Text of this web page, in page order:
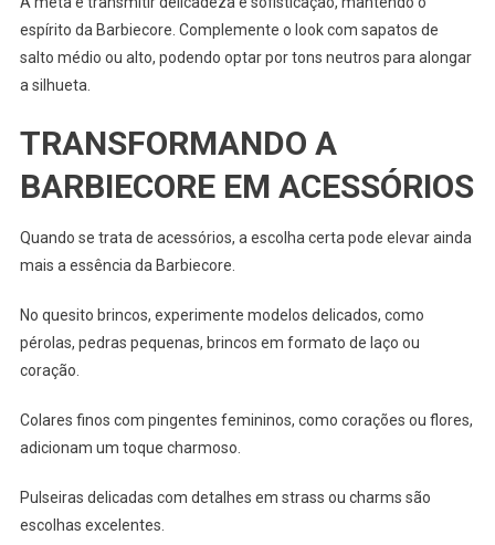
espírito da Barbiecore. Complemente o look com sapatos de
salto médio ou alto, podendo optar por tons neutros para alongar
a silhueta.
TRANSFORMANDO A
BARBIECORE EM ACESSÓRIOS
Quando se trata de acessórios, a escolha certa pode elevar ainda
mais a essência da Barbiecore.
No quesito brincos, experimente modelos delicados, como
pérolas, pedras pequenas, brincos em formato de laço ou
coração.
Colares finos com pingentes femininos, como corações ou flores,
adicionam um toque charmoso.
Pulseiras delicadas com detalhes em strass ou charms são
escolhas excelentes.